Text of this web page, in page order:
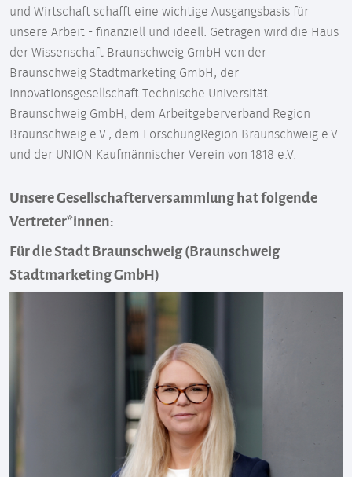
und Wirtschaft schafft eine wichtige Ausgangsbasis für
unsere Arbeit - finanziell und ideell. Getragen wird die Haus
der Wissenschaft Braunschweig GmbH von der
Braunschweig Stadtmarketing GmbH, der
Innovationsgesellschaft Technische Universität
Braunschweig GmbH, dem Arbeitgeberverband Region
Braunschweig e.V., dem ForschungRegion Braunschweig e.V.
und der UNION Kaufmännischer Verein von 1818 e.V.
Unsere Gesellschafterversammlung hat folgende
Vertreter*innen:
Für die Stadt Braunschweig (Braunschweig
Stadtmarketing GmbH)